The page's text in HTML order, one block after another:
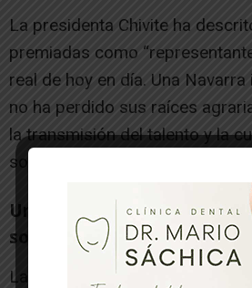
La presidenta Chivite ha
premiadas como
real de hoy en día. Una
no ha perdido sus raíces
la transmisión del talento y la
solidaridad y la igualdad en su
Un reconocimiento al
sociedad navarra y su
La Cruz de Carlos III el Noble